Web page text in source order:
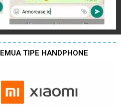
TIPE HANDPHONE